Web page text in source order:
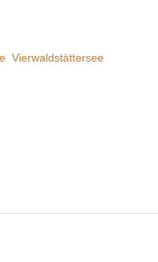
Vierwaldstättersee